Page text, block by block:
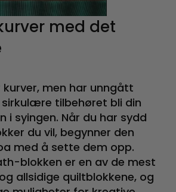
med det
kurver, men har unngått
tilbehøret bli din
i syingen. Når du har sydd
du vil, begynner den
med å sette dem opp.
blokken er en av de mest
allsidige quiltblokkene, og